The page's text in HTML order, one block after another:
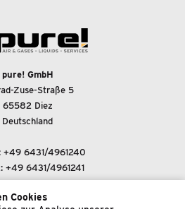
pure! GmbH
Zuse-Straße 5
65582 Diez
Deutschland
+49 6431/4961240
+49 6431/4961241
Mail-Adresse:
Cookies